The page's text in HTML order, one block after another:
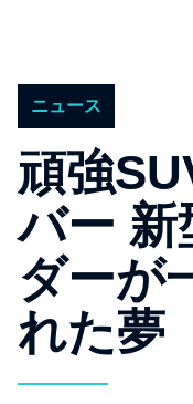
ニュース
頑強
バー 新
ダーが
れた夢